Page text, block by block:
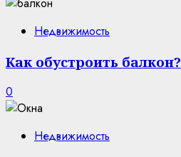
Недвижимость
Как обустроить балкон?
0
Недвижимость